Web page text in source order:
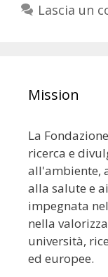
Lascia un
Mission
La
ricerca e
all'ambiente,
alla salute e
impegnata
nella
università,
ed europee.